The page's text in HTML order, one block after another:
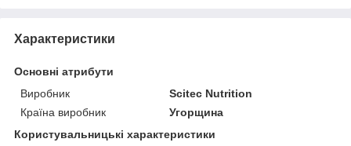
Характеристики
Основні атрибути
Виробник
Scitec Nutrition
Країна виробник
Угорщина
Користувальницькі характеристики